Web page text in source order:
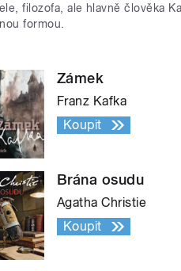
filozofa, ale hlavně člověka
formou.
Zámek
Franz Kafka
Koupit
Brána osudu
Agatha Christie
Koupit